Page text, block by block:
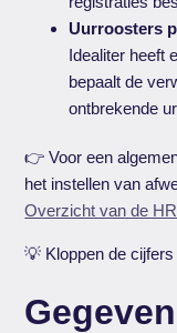
Uurroosters
Idealiter heeft
bepaalt de
ontbrekende
👉 Voor een
het instellen van
Overzicht van de
💡 Kloppen de